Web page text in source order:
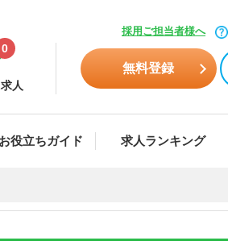
採用ご担当者様へ
人
0
無料登録
役立ちガイド 求人ランキング